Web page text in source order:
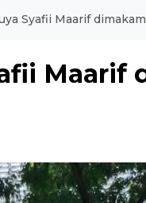
Syafii Maarif
Maarif